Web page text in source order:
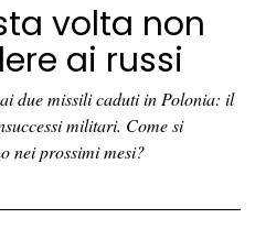
volta non
ai russi
due missili caduti in Polonia: il
militari. Come si
nei prossimi mesi?